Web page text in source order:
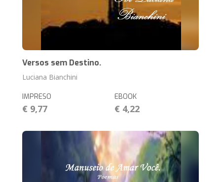
Versos sem Destino.
Luciana Bianchini
IMPRESO
€ 9,77
EBOOK
€ 4,22